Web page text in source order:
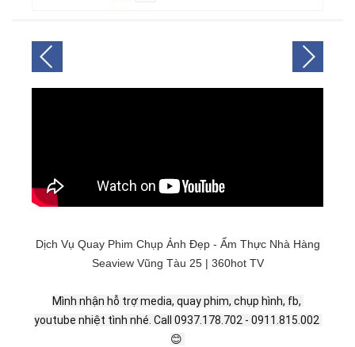
Dịch Vụ Quay Phim Chụp Ảnh Đẹp - Ẩm Thực Nhà Hàng
Seaview Vũng Tàu 25 | 360hot TV
Mình nhận hỗ trợ media, quay phim, chụp hình, fb,
youtube nhiệt tình nhé. Call 0937.178.702 - 0911.815.002
😊